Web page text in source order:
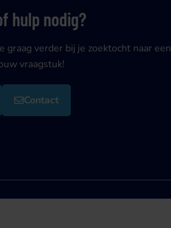
hulp nodig?
graag verder bij je zoektocht naar een
vraagstuk!
Contact